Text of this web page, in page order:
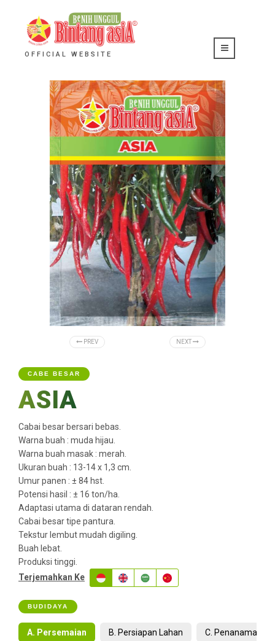
OFFICIAL WEBSITE
PREV NEXT
CABE BESAR
ASIA
Cabai besar bersari bebas.
Warna buah : muda hijau.
Warna buah masak : merah.
Ukuran buah : 13-14 x 1,3 cm.
Umur panen : ± 84 hst.
Potensi hasil : ± 16 ton/ha.
Adaptasi utama di dataran rendah.
Cabai besar tipe pantura.
Tekstur lembut mudah digiling.
Buah lebat.
Produksi tinggi.
Terjemahkan Ke
BUDIDAYA
A. Persemaian B. Persiapan Lahan C. Penanaman